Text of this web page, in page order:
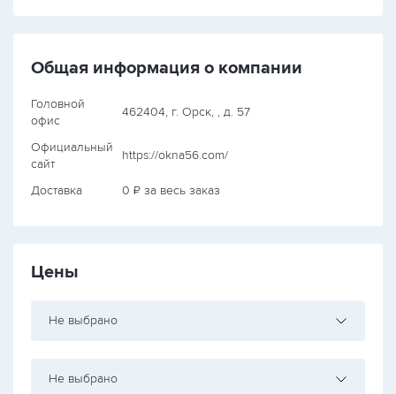
Общая информация о компании
Головной
офис
462404, г. Орск, , д. 57
Официальный
сайт
https://okna56.com/
Доставка 0 ₽ за весь заказ
Цены
Не выбрано
Не выбрано